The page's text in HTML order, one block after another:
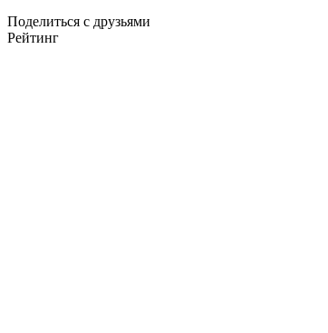
Поделиться с друзьями
Рейтинг